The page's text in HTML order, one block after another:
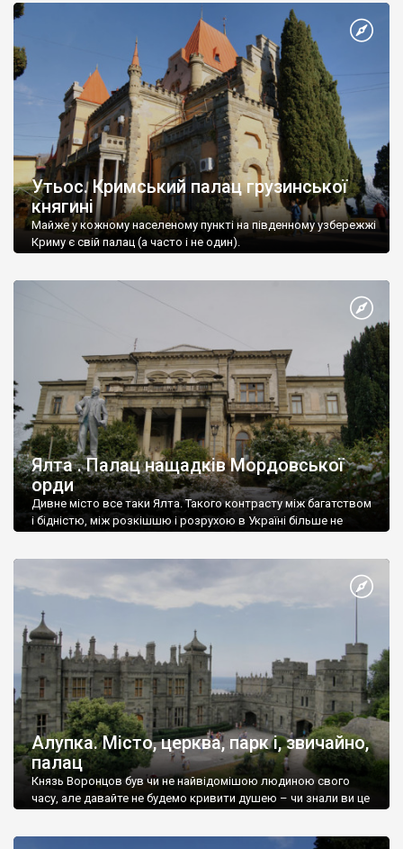
Утьос. Кримський палац грузинської
княгині
Майже у кожному населеному пункті на південному узбережжі
Криму є свій палац (а часто і не один).
Ялта . Палац нащадків Мордовської
орди
Дивне місто все таки Ялта. Такого контрасту між багатством
і бідністю, між розкішшю і розрухою в Україні більше не
Алупка. Місто, церква, парк і, звичайно,
палац
Князь Воронцов був чи не найвідомішою людиною свого
часу, але давайте не будемо кривити душею – чи знали ви це